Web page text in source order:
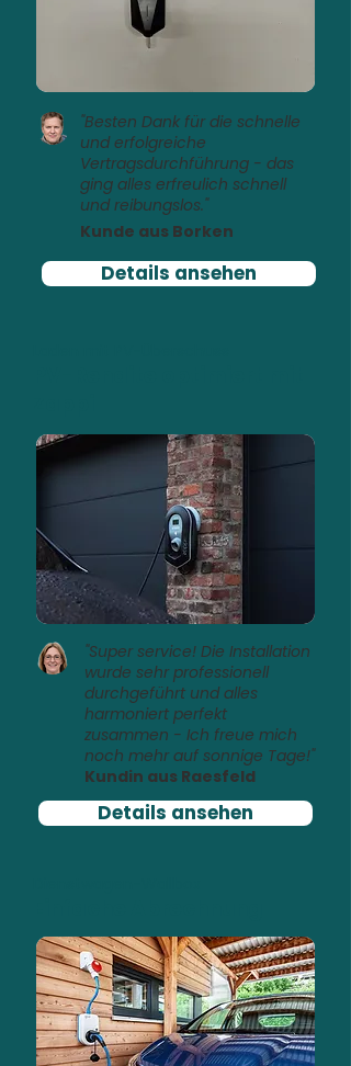
"Besten Dank für die schnelle
und erfolgreiche
Vertragsdurchführung - das
ging alles erfreulich schnell
und reibungslos."
Kunde aus Borken
Details ansehen
"Super service! Die Installation
wurde sehr professionell
durchgeführt und alles
harmoniert perfekt
zusammen - Ich freue mich
noch mehr auf sonnige Tage!"
Kundin aus Raesfeld
Details ansehen